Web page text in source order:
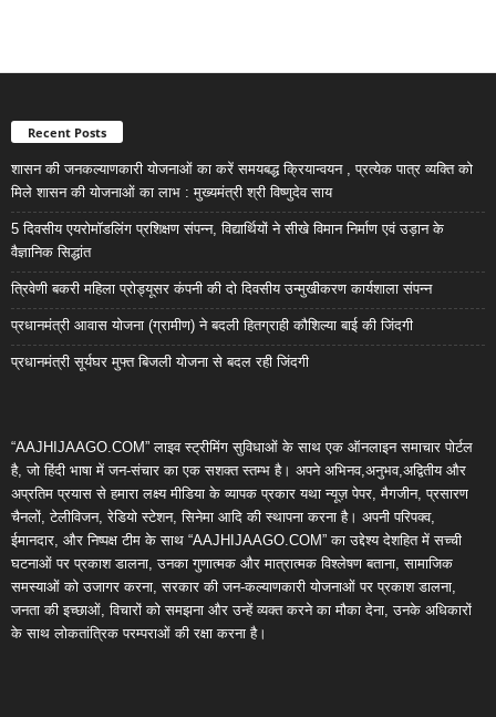
Recent Posts
शासन की जनकल्याणकारी योजनाओं का करें समयबद्ध क्रियान्वयन , प्रत्येक पात्र व्यक्ति को
मिले शासन की योजनाओं का लाभ : मुख्यमंत्री श्री विष्णुदेव साय
5 दिवसीय एयरोमॉडलिंग प्रशिक्षण संपन्न, विद्यार्थियों ने सीखे विमान निर्माण एवं उड़ान के
वैज्ञानिक सिद्धांत
त्रिवेणी बकरी महिला प्रोड्यूसर कंपनी की दो दिवसीय उन्मुखीकरण कार्यशाला संपन्न
प्रधानमंत्री आवास योजना (ग्रामीण) ने बदली हितग्राही कौशिल्या बाई की जिंदगी
प्रधानमंत्री सूर्यघर मुफ्त बिजली योजना से बदल रही जिंदगी
“AAJHIJAAGO.COM” लाइव स्ट्रीमिंग सुविधाओं के साथ एक ऑनलाइन समाचार पोर्टल
है, जो हिंदी भाषा में जन-संचार का एक सशक्त स्तम्भ है। अपने अभिनव,अनुभव,अद्वितीय और
अप्रतिम प्रयास से हमारा लक्ष्य मीडिया के व्यापक प्रकार यथा न्यूज़ पेपर, मैगजीन, प्रसारण
चैनलों, टेलीविजन, रेडियो स्टेशन, सिनेमा आदि की स्थापना करना है। अपनी परिपक्व,
ईमानदार, और निष्पक्ष टीम के साथ “AAJHIJAAGO.COM” का उद्देश्य देशहित में सच्ची
घटनाओं पर प्रकाश डालना, उनका गुणात्मक और मात्रात्मक विश्लेषण बताना, सामाजिक
समस्याओं को उजागर करना, सरकार की जन-कल्याणकारी योजनाओं पर प्रकाश डालना,
जनता की इच्छाओं, विचारों को समझना और उन्हें व्यक्त करने का मौका देना, उनके अधिकारों
के साथ लोकतांत्रिक परम्पराओं की रक्षा करना है।